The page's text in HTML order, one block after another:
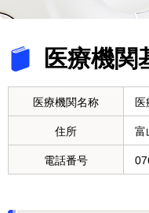
医療機関
医療機関名称
住所 富
電話番号